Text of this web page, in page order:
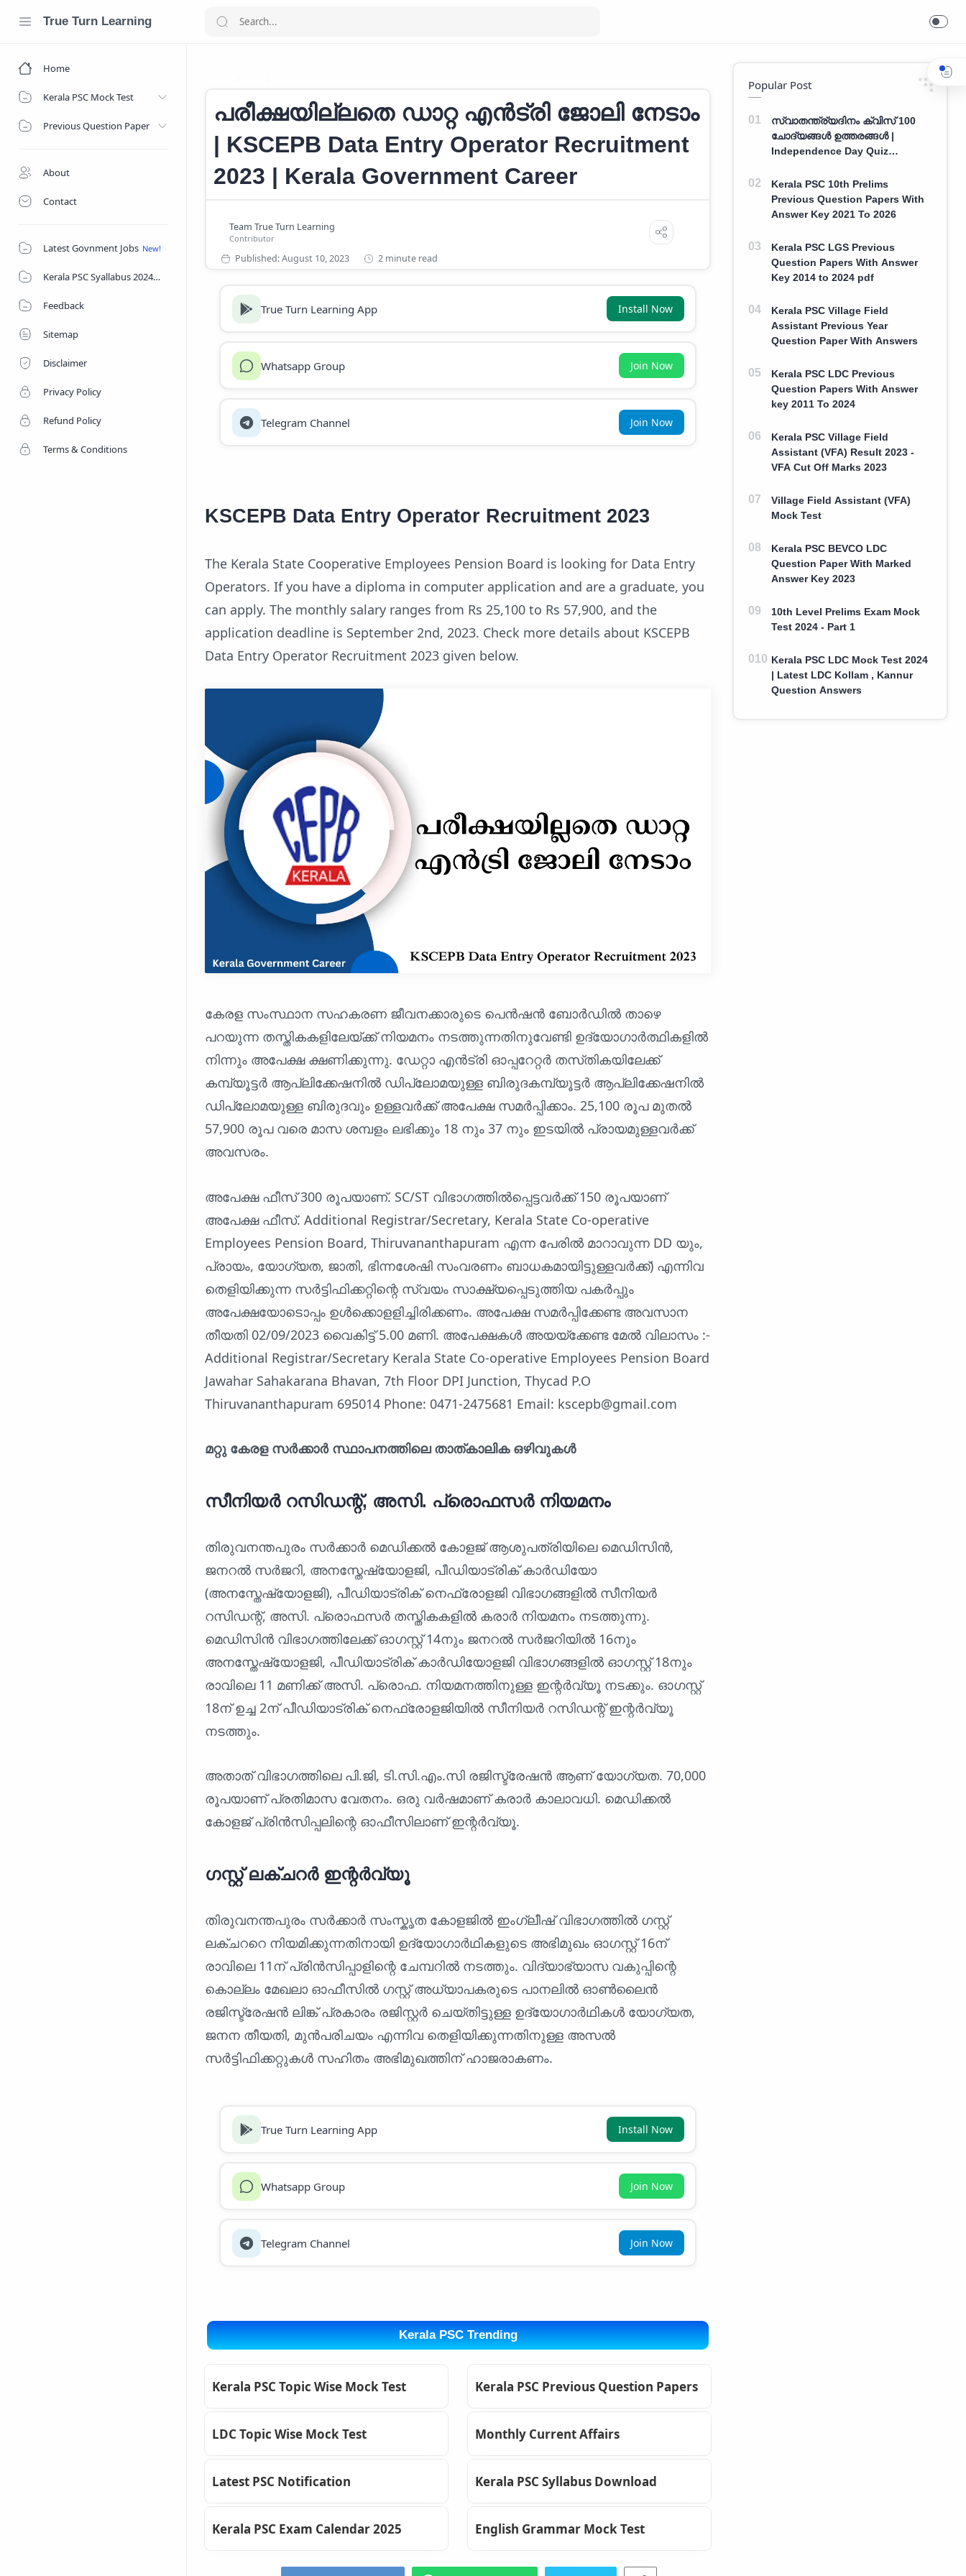
True Turn Learning
Home
Kerala PSC Mock Test
Previous Question Paper
About
Contact
Latest Govnment Jobs
Kerala PSC Syallabus 2024
Feedback
Sitemap
Disclaimer
Privacy Policy
Refund Policy
Terms & Conditions
പരീക്ഷയില്ലതെ ഡാറ്റ എൻട്രി ജോലി നേടാം
| KSCEPB Data Entry Operator Recruitment
2023 | Kerala Government Career
2 minute read
True Turn Learning App Install Now
Whatsapp Group Join Now
Telegram Channel Join Now
KSCEPB Data Entry Operator Recruitment 2023
The Kerala State Cooperative Employees Pension Board is looking for Data Entry
Operators. If you have a diploma in computer application and are a graduate, you
can apply. The monthly salary ranges from Rs 25,100 to Rs 57,900, and the
application deadline is September 2nd, 2023. Check more details about KSCEPB
Data Entry Operator Recruitment 2023 given below.
കേരള സംസ്ഥാന സഹകരണ ജീവനക്കാരുടെ പെൻഷൻ ബോർഡിൽ താഴെ
പറയുന്ന തസ്തികകളിലേയ്ക്ക് നിയമനം നടത്തുന്നതിനുവേണ്ടി ഉദ്യോഗാർത്ഥികളിൽ
നിന്നും അപേക്ഷ ക്ഷണിക്കുന്നു. ഡേറ്റാ എൻട്രി ഓപ്പറേറ്റർ തസ്‌തികയിലേക്ക്
കമ്പ്യൂട്ടർ ആപ്ലിക്കേഷനിൽ ഡിപ്ലോമയുള്ള ബിരുദകമ്പ്യൂട്ടർ ആപ്ലിക്കേഷനിൽ
ഡിപ്ലോമയുള്ള ബിരുദവും ഉള്ളവർക്ക് അപേക്ഷ സമർപ്പിക്കാം. 25,100 രൂപ മുതൽ
57,900 രൂപ വരെ മാസ ശമ്പളം ലഭിക്കും 18 നും 37 നും ഇടയിൽ പ്രായമുള്ളവർക്ക്
അവസരം.
അപേക്ഷ ഫീസ് 300 രൂപയാണ്. SC/ST വിഭാഗത്തിൽപ്പെട്ടവർക്ക് 150 രൂപയാണ്
അപേക്ഷ ഫീസ്. Additional Registrar/Secretary, Kerala State Co-operative
Employees Pension Board, Thiruvananthapuram എന്ന പേരിൽ മാറാവുന്ന DD യും,
പ്രായം, യോഗ്യത, ജാതി, ഭിന്നശേഷി സംവരണം ബാധകമായിട്ടുള്ളവർക്ക്) എന്നിവ
തെളിയിക്കുന്ന സർട്ടിഫിക്കറ്റിന്റെ സ്വയം സാക്ഷ്യപ്പെടുത്തിയ പകർപ്പും
അപേക്ഷയോടൊപ്പം ഉൾക്കൊളളിച്ചിരിക്കണം. അപേക്ഷ സമർപ്പിക്കേണ്ട അവസാന
തീയതി 02/09/2023 വൈകിട്ട് 5.00 മണി. അപേക്ഷകൾ അയയ്ക്കേണ്ട മേൽ വിലാസം :-
Additional Registrar/Secretary Kerala State Co-operative Employees Pension Board
Jawahar Sahakarana Bhavan, 7th Floor DPI Junction, Thycad P.O
Thiruvananthapuram 695014 Phone: 0471-2475681 Email: kscepb@gmail.com
മറ്റു കേരള സർക്കാർ സ്ഥാപനത്തിലെ താത്കാലിക ഒഴിവുകൾ
സീനിയർ റസിഡന്റ്, അസി. പ്രൊഫസർ നിയമനം
തിരുവനന്തപുരം സർക്കാർ മെഡിക്കൽ കോളജ് ആശുപത്രിയിലെ മെഡിസിൻ,
ജനറൽ സർജറി, അനസ്തേഷ്യോളജി, പീഡിയാട്രിക് കാർഡിയോ
(അനസ്തേഷ്യോളജി), പീഡിയാട്രിക് നെഫ്രോളജി വിഭാഗങ്ങളിൽ സീനിയർ
റസിഡന്റ്, അസി. പ്രൊഫസർ തസ്തികകളിൽ കരാർ നിയമനം നടത്തുന്നു.
മെഡിസിൻ വിഭാഗത്തിലേക്ക് ഓഗസ്റ്റ് 14നും ജനറൽ സർജറിയിൽ 16നും
അനസ്തേഷ്യോളജി, പീഡിയാട്രിക് കാർഡിയോളജി വിഭാഗങ്ങളിൽ ഓഗസ്റ്റ് 18നും
രാവിലെ 11 മണിക്ക് അസി. പ്രൊഫ. നിയമനത്തിനുള്ള ഇന്റർവ്യൂ നടക്കും. ഓഗസ്റ്റ്
18ന് ഉച്ച 2ന് പീഡിയാട്രിക് നെഫ്രോളജിയിൽ സീനിയർ റസിഡന്റ് ഇന്റർവ്യൂ
നടത്തും.
അതാത് വിഭാഗത്തിലെ പി.ജി, ടി.സി.എം.സി രജിസ്ട്രേഷൻ ആണ് യോഗ്യത. 70,000
രൂപയാണ് പ്രതിമാസ വേതനം. ഒരു വർഷമാണ് കരാർ കാലാവധി. മെഡിക്കൽ
കോളജ് പ്രിൻസിപ്പലിന്റെ ഓഫീസിലാണ് ഇന്റർവ്യൂ.
ഗസ്റ്റ് ലക്ചറർ ഇന്റർവ്യൂ
തിരുവനന്തപുരം സർക്കാർ സംസ്കൃത കോളജിൽ ഇംഗ്ലീഷ് വിഭാഗത്തിൽ ഗസ്റ്റ്
ലക്ചററെ നിയമിക്കുന്നതിനായി ഉദ്യോഗാർഥികളുടെ അഭിമുഖം ഓഗസ്റ്റ് 16ന്
രാവിലെ 11ന് പ്രിൻസിപ്പാളിന്റെ ചേമ്പറിൽ നടത്തും. വിദ്യാഭ്യാസ വകുപ്പിന്റെ
കൊല്ലം മേഖലാ ഓഫീസിൽ ഗസ്റ്റ് അധ്യാപകരുടെ പാനലിൽ ഓൺലൈൻ
രജിസ്ട്രേഷൻ ലിങ്ക് പ്രകാരം രജിസ്റ്റർ ചെയ്തിട്ടുള്ള ഉദ്യോഗാർഥികൾ യോഗ്യത,
ജനന തീയതി, മുൻപരിചയം എന്നിവ തെളിയിക്കുന്നതിനുള്ള അസൽ
സർട്ടിഫിക്കറ്റുകൾ സഹിതം അഭിമുഖത്തിന് ഹാജരാകണം.
True Turn Learning App Install Now
Whatsapp Group Join Now
Telegram Channel Join Now
Kerala PSC Trending
Kerala PSC Topic Wise Mock Test Kerala PSC Previous Question Papers
LDC Topic Wise Mock Test Monthly Current Affairs
Latest PSC Notification Kerala PSC Syllabus Download
Kerala PSC Exam Calendar 2025 English Grammar Mock Test
Popular Post
സ്വാതന്ത്ര്യദിനം ക്വിസ് 100
ചോദ്യങ്ങൾ ഉത്തരങ്ങൾ |
Independence Day Quiz
Answers
Kerala PSC 10th Prelims
Previous Question Papers With
Answer Key 2021 To 2026
Kerala PSC LGS Previous
Question Papers With Answer
Key 2014 to 2024 pdf
Kerala PSC Village Field
Assistant Previous Year
Question Paper With Answers
Kerala PSC LDC Previous
Question Papers With Answer
key 2011 To 2024
Kerala PSC Village Field
Assistant (VFA) Result 2023 -
VFA Cut Off Marks 2023
Village Field Assistant (VFA)
Mock Test
Kerala PSC BEVCO LDC
Question Paper With Marked
Answer Key 2023
10th Level Prelims Exam Mock
Test 2024 - Part 1
Kerala PSC LDC Mock Test 2024
| Latest LDC Kollam , Kannur
Question Answers